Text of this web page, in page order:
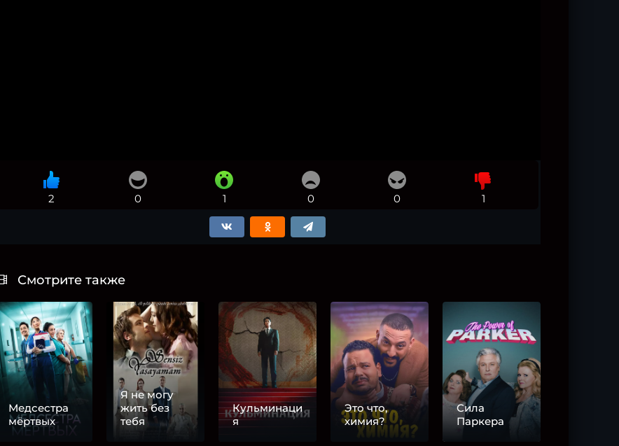
2 0 1 0 0 1
Смотрите также
Медсестра
мёртвых
Я не могу
жить без
тебя
Кульминаци
я
Это что,
химия?
Сила
Паркера